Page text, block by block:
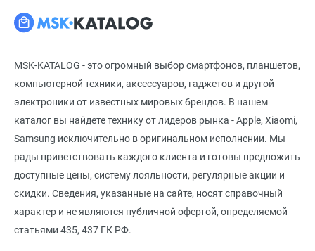
MSK-KATALOG - это огромный выбор смартфонов, планшетов,
компьютерной техники, аксессуаров, гаджетов и другой
электроники от известных мировых брендов. В нашем
каталог вы найдете технику от лидеров рынка - Apple, Xiaomi,
Samsung исключительно в оригинальном исполнении. Мы
рады приветствовать каждого клиента и готовы предложить
доступные цены, систему лояльности, регулярные акции и
скидки. Сведения, указанные на сайте, носят справочный
характер и не являются публичной офертой, определяемой
статьями 435, 437 ГК РФ.